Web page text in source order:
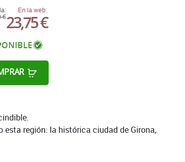
€
En la web:
23,75 €
región: la histórica ciudad de Girona,